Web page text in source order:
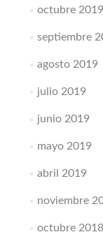
octubre 2019
septiembre
agosto 2019
julio 2019
junio 2019
mayo 2019
abril 2019
noviembre
octubre 2018